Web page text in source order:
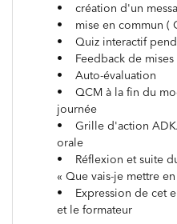
• création d'un
• mise en commun (
• Quiz interactif
• Feedback de mises
• Auto-évaluation
• QCM à la fin du
journée
• Grille d'action
orale
• Réflexion et suite
« Que vais-je mettre
• Expression de cet
et le formateur